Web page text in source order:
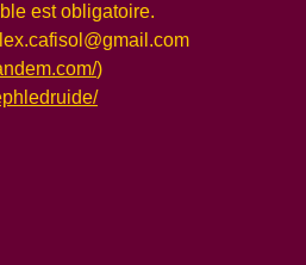
est obligatoire.
)